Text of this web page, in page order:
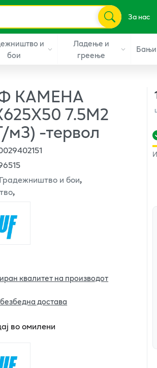
За нас
и
бои
Ладење и
греење
Бањи
КАМЕНА
7.5М2
м3) -тервол
Градежништво и бои,
,
квалитет на производот
достава
во омилени